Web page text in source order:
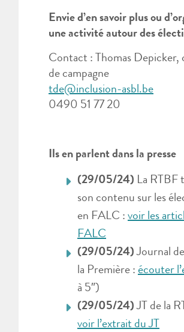
Envie d’en savoir plus ou
une activité autour des
Contact : Thomas Depicker,
de campagne
tde@inclusion-asbl.be
0490 51 77 20
Ils en parlent dans la presse
(29/05/24) La RTBF
son contenu sur les
en FALC : voir les
FALC
(29/05/24)Journal
la Première : écouter
à 5″)
(29/05/24)JT de la
voir l’extrait du JT